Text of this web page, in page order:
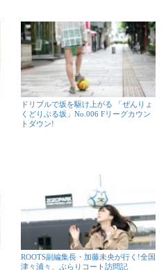
ドリブルで坂を駆け上がる 「ぜんりょ
くどりぶる坂」No.006 Fリーグカウン
トダウン!
ROOTS副編集長・加藤未央が行く!全国
津々浦々、ぶらりコート訪問記